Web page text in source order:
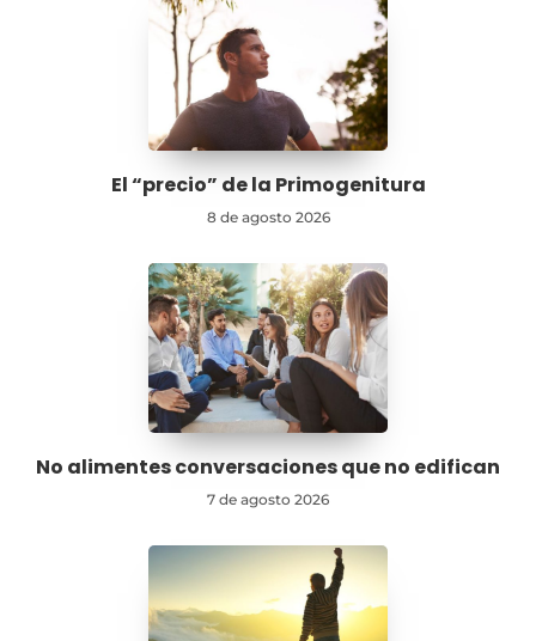
El “precio” de la Primogenitura
8 de agosto 2026
No alimentes conversaciones que no edifican
7 de agosto 2026